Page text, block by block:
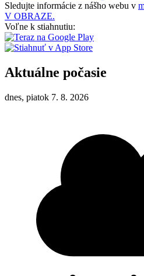
Sledujte informácie z nášho webu v
V OBRAZE.
Voľne k stiahnutiu:
Aktuálne počasie
dnes, piatok 7. 8. 2026